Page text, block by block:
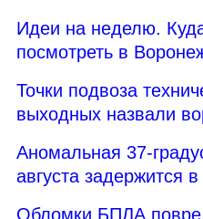
Идеи на неделю.
посмотреть в
Точки подвоза
выходных назвали
Аномальная 37-
августа задержится
Обломки БПЛА